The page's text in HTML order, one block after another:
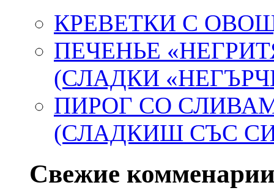
КРЕВЕТКИ С
ПЕЧЕНЬЕ
(СЛАДКИ
ПИРОГ СО
(СЛАДКИШ СЪС
Свежие